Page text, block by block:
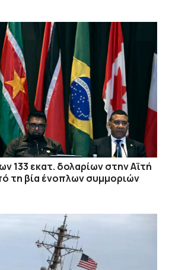
133 εκατ. δολαρίων στην Αϊτή
τη βία ένοπλων συμμοριών